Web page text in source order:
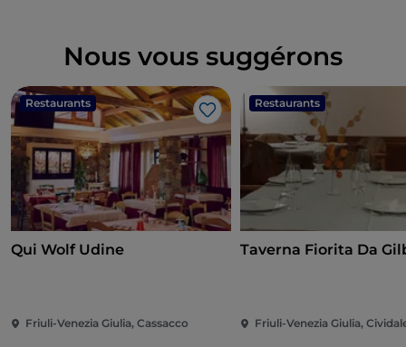
Nous vous suggérons
Restaurants
J’aime
Qui Wolf Udine
Friuli-Venezia Giulia, Cassacco
Restaurants
Taverna
Friuli-Venezia Giulia,